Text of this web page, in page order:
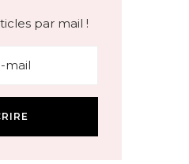
par mail !